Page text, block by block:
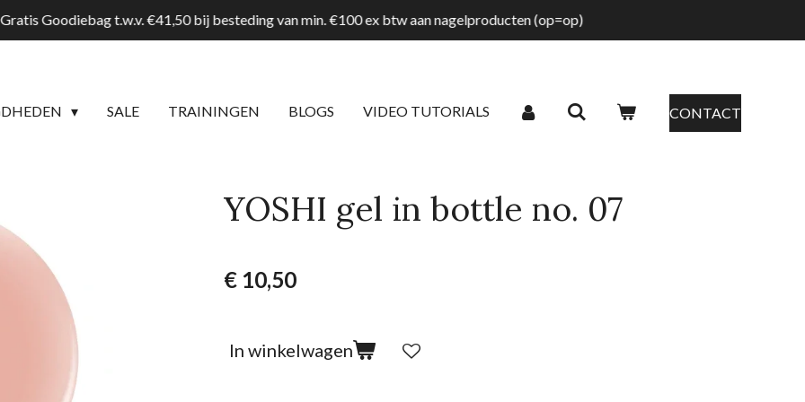
Goodiebag t.w.v. €41,50 bij besteding van min. €100 ex btw aan nagelproducten (op=op)
SALE TRAININGEN BLOGS VIDEO TUTORIALS CONTACT
YOSHI gel in bottle no. 07
€ 10,50
In winkelwagen